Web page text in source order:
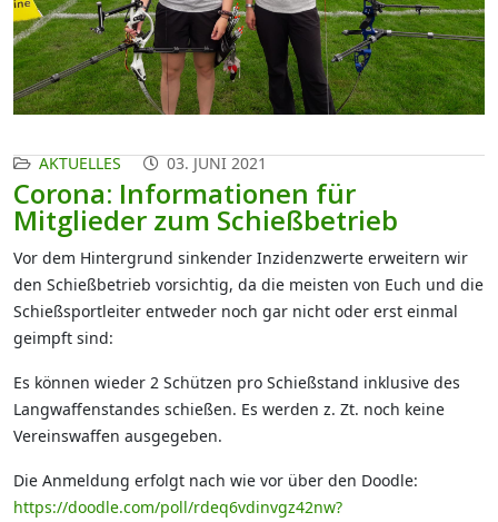
AKTUELLES 03. JUNI 2021
Corona: Informationen für
Mitglieder zum Schießbetrieb
Vor dem Hintergrund sinkender Inzidenzwerte erweitern wir
den Schießbetrieb vorsichtig, da die meisten von Euch und die
Schießsportleiter entweder noch gar nicht oder erst einmal
geimpft sind:
Es können wieder 2 Schützen pro Schießstand inklusive des
Langwaffenstandes schießen. Es werden z. Zt. noch keine
Vereinswaffen ausgegeben.
Die Anmeldung erfolgt nach wie vor über den Doodle:
https://doodle.com/poll/rdeq6vdinvgz42nw?